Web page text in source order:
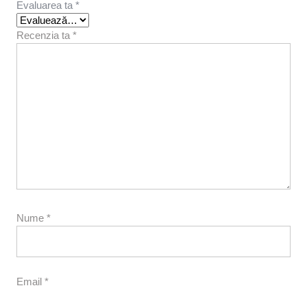
Evaluarea ta *
Recenzia ta *
Nume *
Email *